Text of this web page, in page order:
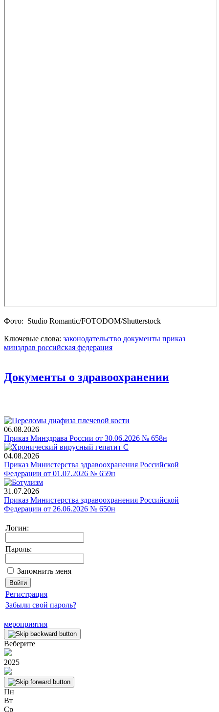
Фото: Studio Romantic/FOTODOM/Shutterstoсk
Ключевые слова: законодательство документы приказ
минздрав российская федерация
Документы о здравоохранении
06.08.2026
Приказ Минздрава России от 30.06.2026 № 658н
04.08.2026
Приказ Министерства здравоохранения Российской
Федерации от 01.07.2026 № 659н
31.07.2026
Приказ Министерства здравоохранения Российской
Федерации от 26.06.2026 № 650н
Логин:
Пароль:
Запомнить меня
Регистрация
Забыли свой пароль?
мероприятия
Веберите
2025
Пн
Вт
Ср